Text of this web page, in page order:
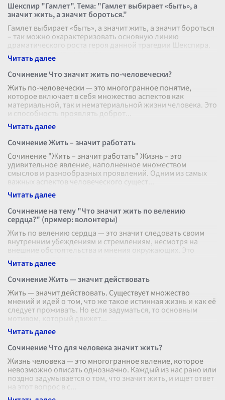
Шекспир "Гамлет". Тема: "Гамлет выбирает «быть», а
значит жить, а значит бороться."
Гамлет выбирает «быть», а значит жить, а значит бороться
– так можно охарактеризовать основную линию
драматического роста героя данной трагедии Шекспира.
Перед ним стоит не просто
Сочинение Что значит жить по-человечески?
Жить по-человечески — это многогранное понятие,
которое включает в себя множество аспектов как
материальной, так и нематериальной жизни человека. Это
и способность проявлять доброт
Сочинение Жить – значит работать
Сочинение "Жить – значит работать" Жизнь – это
удивительное явление, наполненное множеством
смыслов и разнообразных проявлений. Одним из самых
важных аспектов человеческого сущест
Сочинение на тему "Что значит жить по велению
сердца?" (пример: волонтеры)
Жить по велению сердца — это значит следовать своим
внутренним убеждениям и стремлениям, несмотря на
внешние обстоятельства и мнения окружающих. Это
состояние, когда человек поступ
Сочинение Жить — значит действовать
Жить — значит действовать. Существует множество
мнений и идей о том, что же такое истинная жизнь и как её
следует проживать. Но если задуматься, то основным
мотивом, который движет
Сочинение Что для человека значит жить?
Жизнь человека — это многогранное явление, которое
невозможно описать однозначно. Каждый из нас рано или
поздно задумывается о том, что значит жить, и ищет ответ
на этот вопрос в с